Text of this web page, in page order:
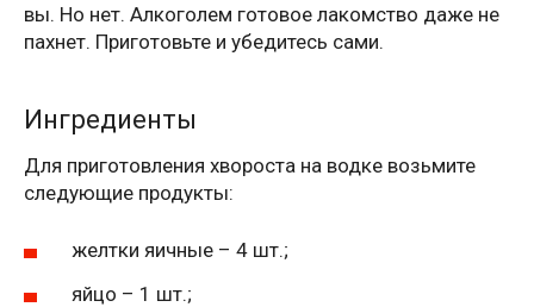
вы. Но нет. Алкоголем готовое лакомство даже не
пахнет. Приготовьте и убедитесь сами.
Ингредиенты
Для приготовления хвороста на водке возьмите
следующие продукты:
желтки яичные – 4 шт.;
яйцо – 1 шт.;